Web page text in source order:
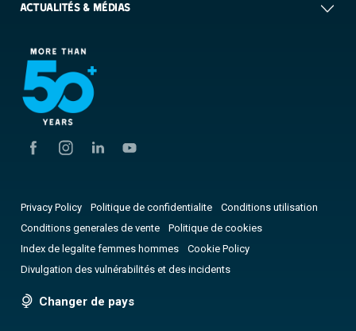
ACTUALITÉS & MÉDIAS
Privacy Policy Politique de confidentialite
Conditions utilisation
Conditions generales de vente
Politique de cookies
Index de legalite femmes hommes
Cookie Policy
Divulgation des vulnérabilités et des incidents
Changer de pays